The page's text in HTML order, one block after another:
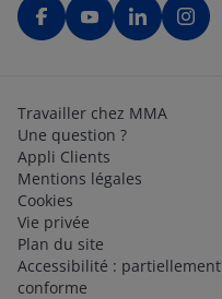
Travailler chez MMA
Une question ?
Appli Clients
Mentions légales
Cookies
Vie privée
Plan du site
Accessibilité : partiellement
conforme